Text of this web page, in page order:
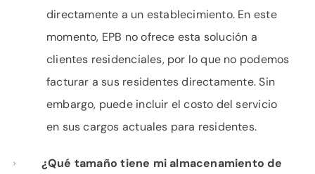
directamente a un establecimiento. En este
momento, EPB no ofrece esta solución a
clientes residenciales, por lo que no podemos
facturar a sus residentes directamente. Sin
embargo, puede incluir el costo del servicio
en sus cargos actuales para residentes.
¿Qué tamaño tiene mi almacenamiento de